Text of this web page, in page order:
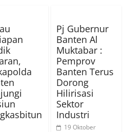
Pj Gubernur
Banten Al
Muktabar :
Pemprov
Banten Terus
Dorong
Hilirisasi
Sektor
Industri
19 Oktober